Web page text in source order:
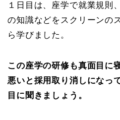
１日目は、座学で就業規則
の知識などをスクリーンの
ら学びました。
この座学の研修も真面目に
悪いと採用取り消しになっ
目に聞きましょう。